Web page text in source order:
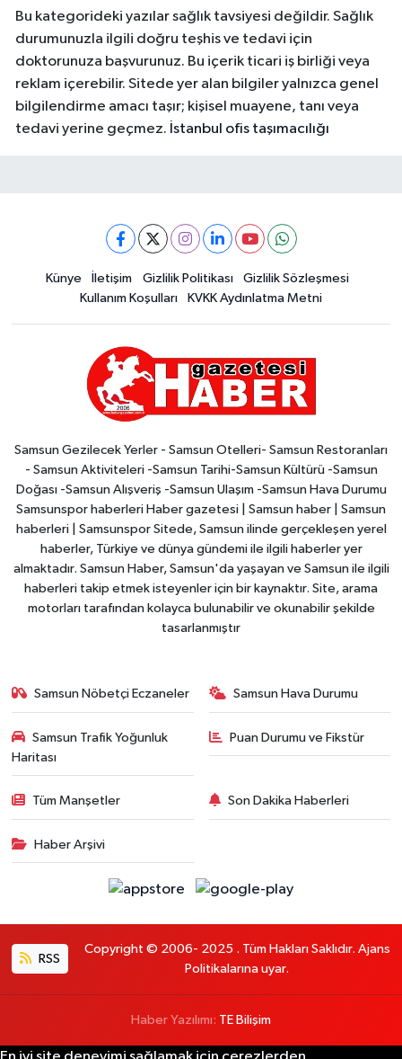
Bu kategorideki yazılar sağlık tavsiyesi değildir. Sağlık
durumunuzla ilgili doğru teşhis ve tedavi için
doktorunuza başvurunuz. Bu içerik ticari iş birliği veya
reklam içerebilir. Sitede yer alan bilgiler yalnızca genel
bilgilendirme amacı taşır; kişisel muayene, tanı veya
tedavi yerine geçmez. İstanbul ofis taşımacılığı
Künye İletişim Gizlilik Politikası
Gizlilik Sözleşmesi
Kullanım Koşulları
KVKK Aydınlatma Metni
Samsun Gezilecek Yerler - Samsun Otelleri- Samsun Restoranları
- Samsun Aktiviteleri -Samsun Tarihi-Samsun Kültürü -Samsun
Doğası -Samsun Alışveriş -Samsun Ulaşım -Samsun Hava Durumu
Samsunspor haberleri Haber gazetesi | Samsun haber | Samsun
haberleri | Samsunspor Sitede, Samsun ilinde gerçekleşen yerel
haberler, Türkiye ve dünya gündemi ile ilgili haberler yer
almaktadır. Samsun Haber, Samsun'da yaşayan ve Samsun ile ilgili
haberleri takip etmek isteyenler için bir kaynaktır. Site, arama
motorları tarafından kolayca bulunabilir ve okunabilir şekilde
tasarlanmıştır
Samsun Nöbetçi Eczaneler Samsun Hava Durumu
Samsun Trafik Yoğunluk
Haritası
Puan Durumu ve Fikstür
Tüm Manşetler Son Dakika Haberleri
Haber Arşivi
RSS
Copyright © 2006- 2025 . Tüm Hakları Saklıdır. Ajans
Politikalarına uyar.
Haber Yazılımı: TE Bilişim